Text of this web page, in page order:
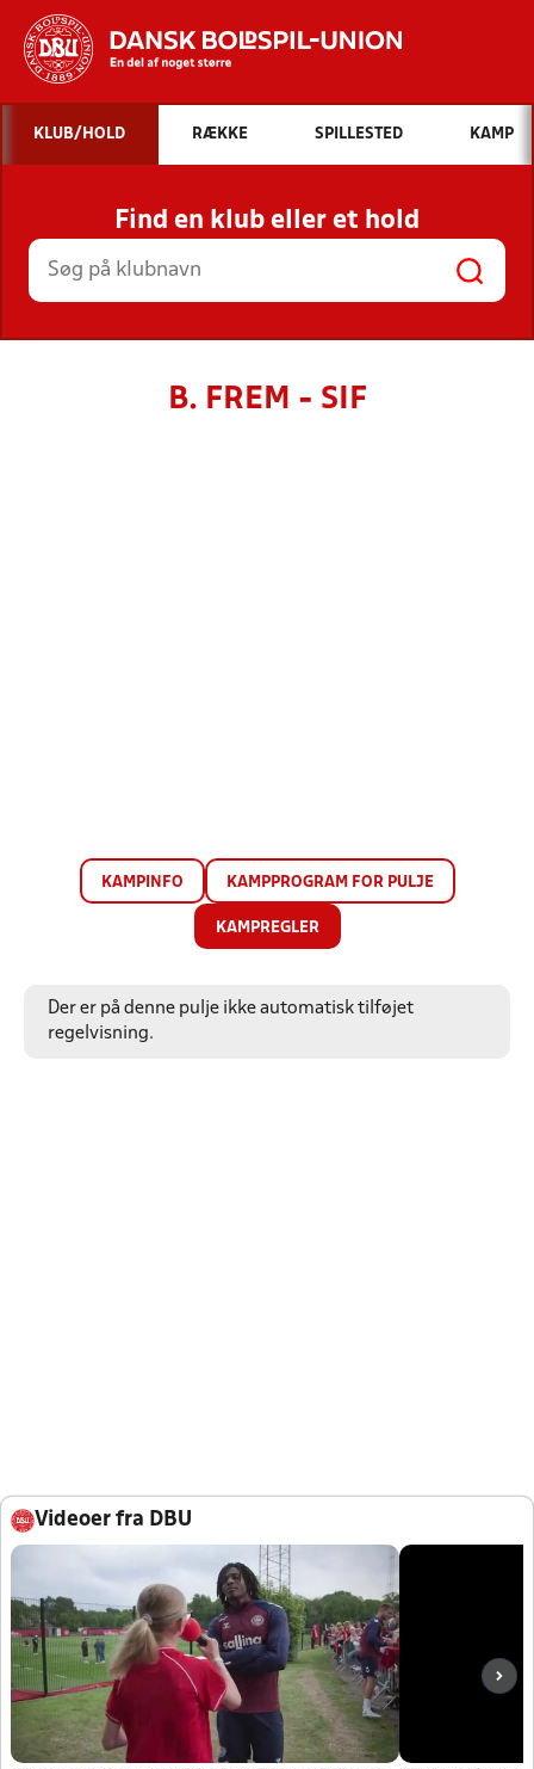
Hvad vil du søge efter?
INDHOLD OG NYHEDER
STILLINGER, RESULTATER, KLUBBER OG
HOLD
KLUB/HOLD RÆKKE SPILLESTED KAMP
Find en klub eller et hold
B. FREM - SIF
KAMPINFO KAMPPROGRAM FOR PULJE
KAMPREGLER
Der er på denne pulje ikke automatisk tilføjet
regelvisning.
Videoer fra DBU